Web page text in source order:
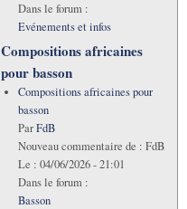
Dans le forum :
Evénements et infos
Compositions africaines
pour basson
Compositions africaines pour
basson
ParFdB
Nouveau commentaire de : FdB
Le : 04/06/2026 - 21:01
Dans le forum :
Basson